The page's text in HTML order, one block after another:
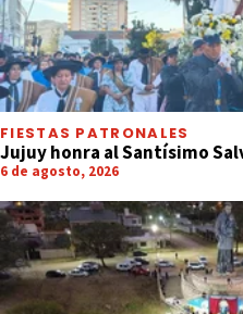
FIESTAS PATRONALES
Jujuy honra al Santísimo
6 de agosto, 2026